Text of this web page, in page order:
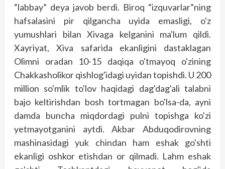
“labbay” deya javob berdi. Biroq “izquvarlar”ning
hafsalasini pir qilgancha uyida emasligi, o'z
yumushlari bilan Xivaga kelganini ma'lum qildi.
Xayriyat, Xiva safarida ekanligini dastaklagan
Olimni oradan 10-15 daqiqa o'tmayoq o'zining
Chakkasholikor qishlog'idagi uyidan topishdi. U 200
million so'mlik to'lov haqidagi dag'dag'ali talabni
bajo keltirishdan bosh tortmagan bo'lsa-da, ayni
damda buncha miqdordagi pulni topishga ko'zi
yetmayotganini aytdi. Akbar Abduqodirovning
mashinasidagi yuk chindan ham eshak go'shti
ekanligi oshkor etishdan or qilmadi. Lahm eshak